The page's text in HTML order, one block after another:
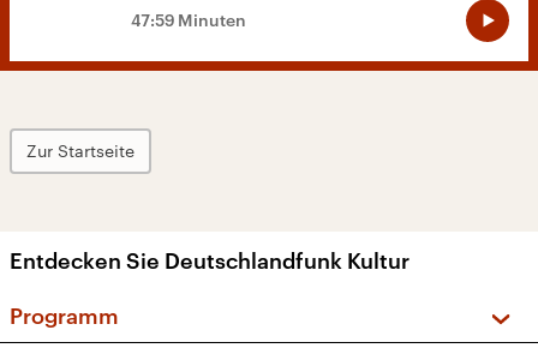
47:59 Minuten
Zur Startseite
Entdecken Sie Deutschlandfunk Kultur
Programm